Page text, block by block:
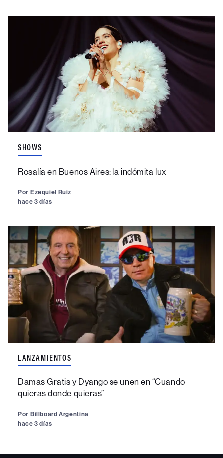
SHOWS
Rosalía en Buenos Aires: la indómita lux
Por Ezequiel Ruiz
hace 3 días
LANZAMIENTOS
Damas Gratis y Dyango se unen en “Cuando
quieras donde quieras”
Por Billboard Argentina
hace 3 días